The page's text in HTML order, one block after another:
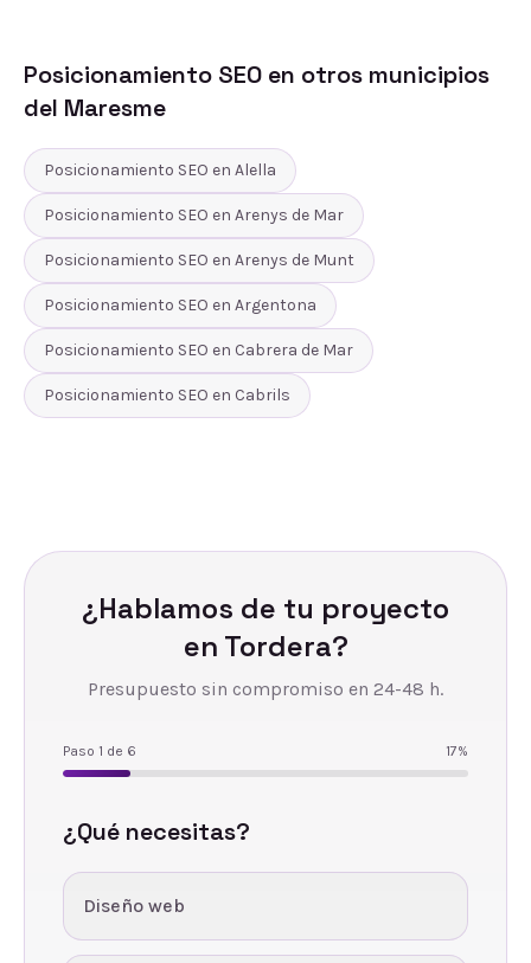
Posicionamiento SEO en otros municipios
del Maresme
Posicionamiento SEO en Alella
Posicionamiento SEO en Arenys de Mar
Posicionamiento SEO en Arenys de Munt
Posicionamiento SEO en Argentona
Posicionamiento SEO en Cabrera de Mar
Posicionamiento SEO en Cabrils
¿Hablamos de tu proyecto
en Tordera?
Presupuesto sin compromiso en 24-48 h.
Paso 1 de 6 17%
¿Qué necesitas?
Diseño web